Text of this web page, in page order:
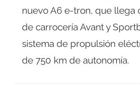
nuevo A6 e-tron, que llega
de carrocería Avant y
sistema de propulsión
de 750 km de autonomía.